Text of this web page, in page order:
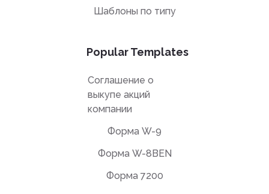
Шаблоны по типу
Popular Templates
Соглашение о
выкупе акций
компании
Форма W-9
Форма W-8BEN
Форма 7200